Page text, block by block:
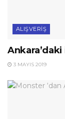
ALIŞVERIŞ
Ankara’daki
3 MAYIS 2019